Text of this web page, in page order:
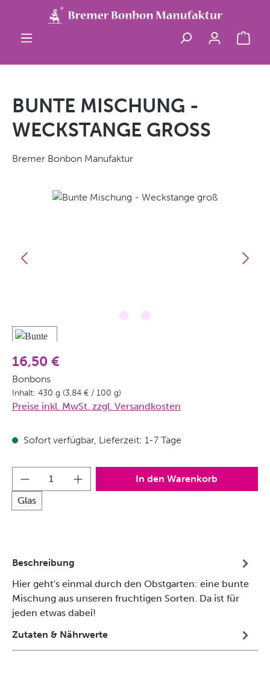
Zum Hauptinhalt springen
BUNTE MISCHUNG -
WECKSTANGE GROSS
Bremer Bonbon Manufaktur
Bildergalerie überspringen
16,50 €
Bonbons
Inhalt: 430 g (3,84 € / 100 g)
Preise inkl. MwSt. zzgl. Versandkosten
Sofort verfügbar, Lieferzeit: 1-7 Tage
Produkt Anzahl: Gib den gewünschten
Glas
In den Warenkorb
Beschreibung
Hier geht's einmal durch den Obstgarten: eine bunte
Mischung aus unseren fruchtigen Sorten. Da ist für
jeden etwas dabei!
Zutaten & Nährwerte